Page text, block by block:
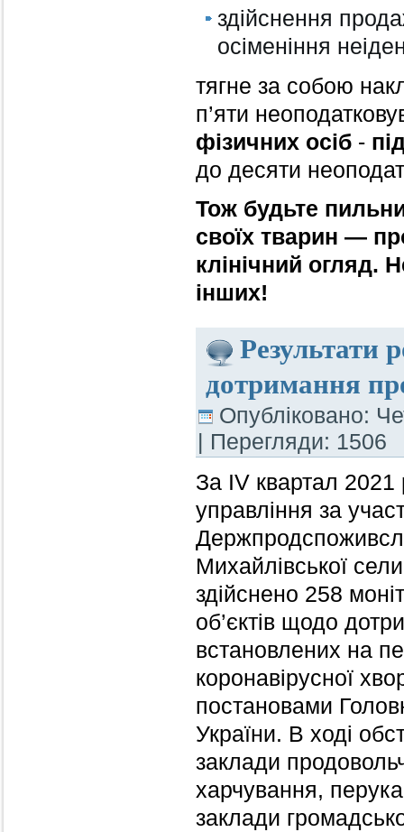
здійснення
осіменіння
тягне за собою
п’яти
фізичних осіб -
до десяти
Тож будьте
своїх тварин —
клінічний огляд.
інших!
Результати
дотримання
Опубліковано:
| Перегляди: 1506
За ІV квартал 2021
управління за
Михайлівської
здійснено 258
об’єктів щодо
встановлених на
коронавірусної
постановами
України. В ході
заклади
харчування,
заклади